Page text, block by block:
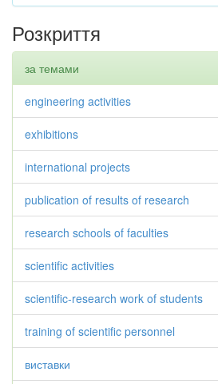
Розкриття
за темами
engineering activities
exhibitions
international projects
publication of results of research
research schools of faculties
scientific activities
scientific-research work of students
training of scientific personnel
виставки